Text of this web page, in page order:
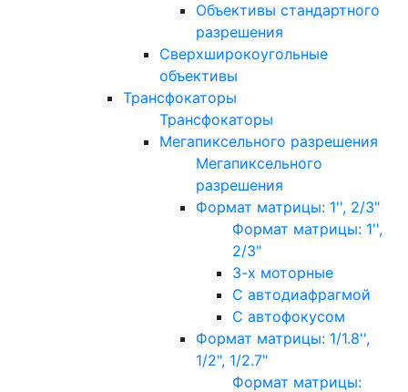
Объективы стандартного
разрешения
Сверхширокоугольные
объективы
Трансфокаторы
Трансфокаторы
Мегапиксельного разрешения
Мегапиксельного
разрешения
Формат матрицы: 1'', 2/3"
Формат матрицы: 1'',
2/3"
3-х моторные
С автодиафрагмой
С автофокусом
Формат матрицы: 1/1.8'',
1/2", 1/2.7"
Формат матрицы: